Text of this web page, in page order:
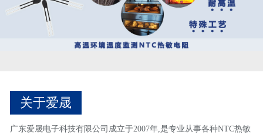
关于爱晟
广东爱晟电子科技有限公司成立于2007年,是专业从事各种NTC热敏